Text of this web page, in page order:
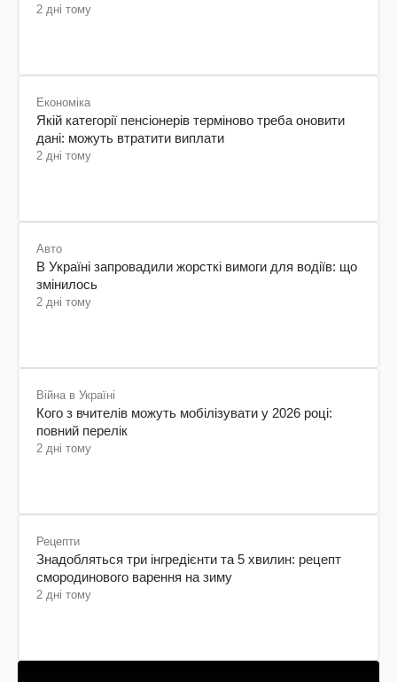
2 дні тому
Економіка
Якій категорії пенсіонерів терміново треба оновити
дані: можуть втратити виплати
2 дні тому
Авто
В Україні запровадили жорсткі вимоги для водіїв: що
змінилось
2 дні тому
Війна в Україні
Кого з вчителів можуть мобілізувати у 2026 році:
повний перелік
2 дні тому
Рецепти
Знадобляться три інгредієнти та 5 хвилин: рецепт
смородинового варення на зиму
2 дні тому